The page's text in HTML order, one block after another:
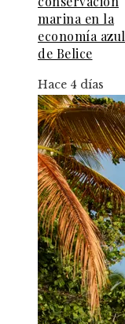
marina en la
economía azul
de Belice
Hace 4 días